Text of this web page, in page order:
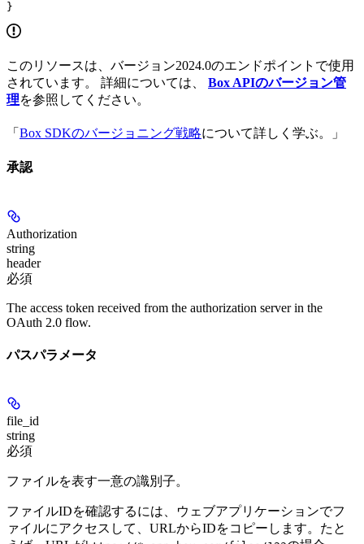
}
このリソースは、バージョン2024.0のエンドポイントで使用
されています。 詳細については、 Box APIのバージョン管
理を参照してください。
「 Box SDKのバージョニング戦略について詳しく学ぶ。」
承認
Authorization
string
header
必須
The access token received from the authorization server in the
OAuth 2.0 flow.
パスパラメータ
file_id
string
必須
ファイルを表す一意の識別子。
ファイルIDを確認するには、ウェブアプリケーションでフ
ァイルにアクセスして、URLからIDをコピーします。たと